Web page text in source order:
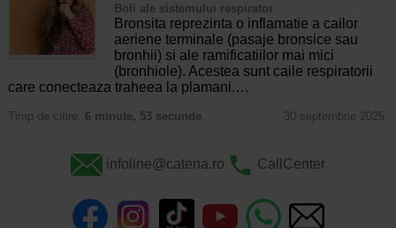
Boli ale sistemului respirator
Bronsita reprezinta o inflamatie a cailor
aeriene terminale (pasaje bronsice sau
bronhii) si ale ramificatiilor mai mici
(bronhiole). Acestea sunt caile respiratorii
care conecteaza traheea la plamani.…
Timp de citire: 6 minute, 53 secunde 30 septembrie 2025
infoline@catena.ro CallCenter